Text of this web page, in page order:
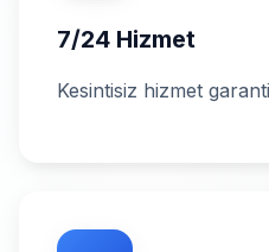
7/24 Hizmet
Kesintisiz hizmet